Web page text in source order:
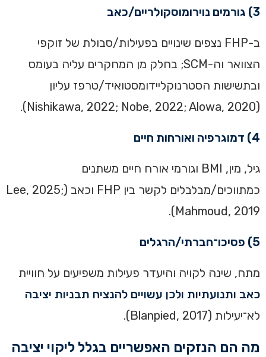
3) גורמים נוירומוסקולריים/כאב
ב-FHP נצפים שינויים בפעילות/סבולת של זוקפי
הצוואר וה-SCM; בחלק מן המחקרים עליה בעומס
ובתשישות הסטרנוקליידומסטואיד/טרפז עליון
(Nishikawa, 2022; Nobe, 2022; Alowa, 2020).
4) דמוגרפיה ואורחות חיים
גיל, מין, BMI וגורמי אורח חיים משתנים
כמתווכים/מבלבלים לקשר בין FHP וכאב (Lee, 2025;
Mahmoud, 2019).
5) פסיכו־חברתי/הרגלים
מתח, שינה לקויה והיעדר פעילות משפיעים על חוויית
כאב ותנועתיות ולכן עשויים להנציח תבניות יציבה
לא־יעילות (Blanpied, 2017).
מה הם הנזקים האפשריים בגלל ליקוי יציבה